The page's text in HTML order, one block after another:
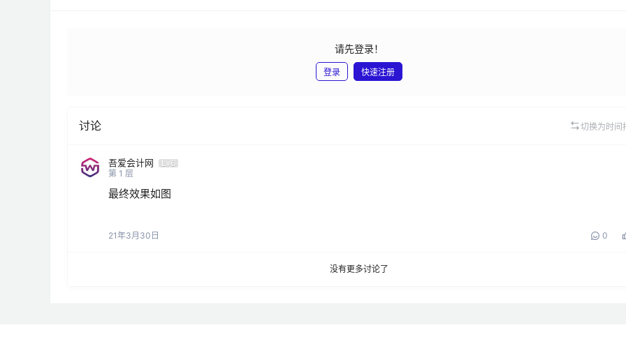
请先登录！
登录 快速注册
讨论 切换为时间
吾爱会计网
Lv6
第 1 层
最终效果如图
21年3月30日 0
没有更多讨论了